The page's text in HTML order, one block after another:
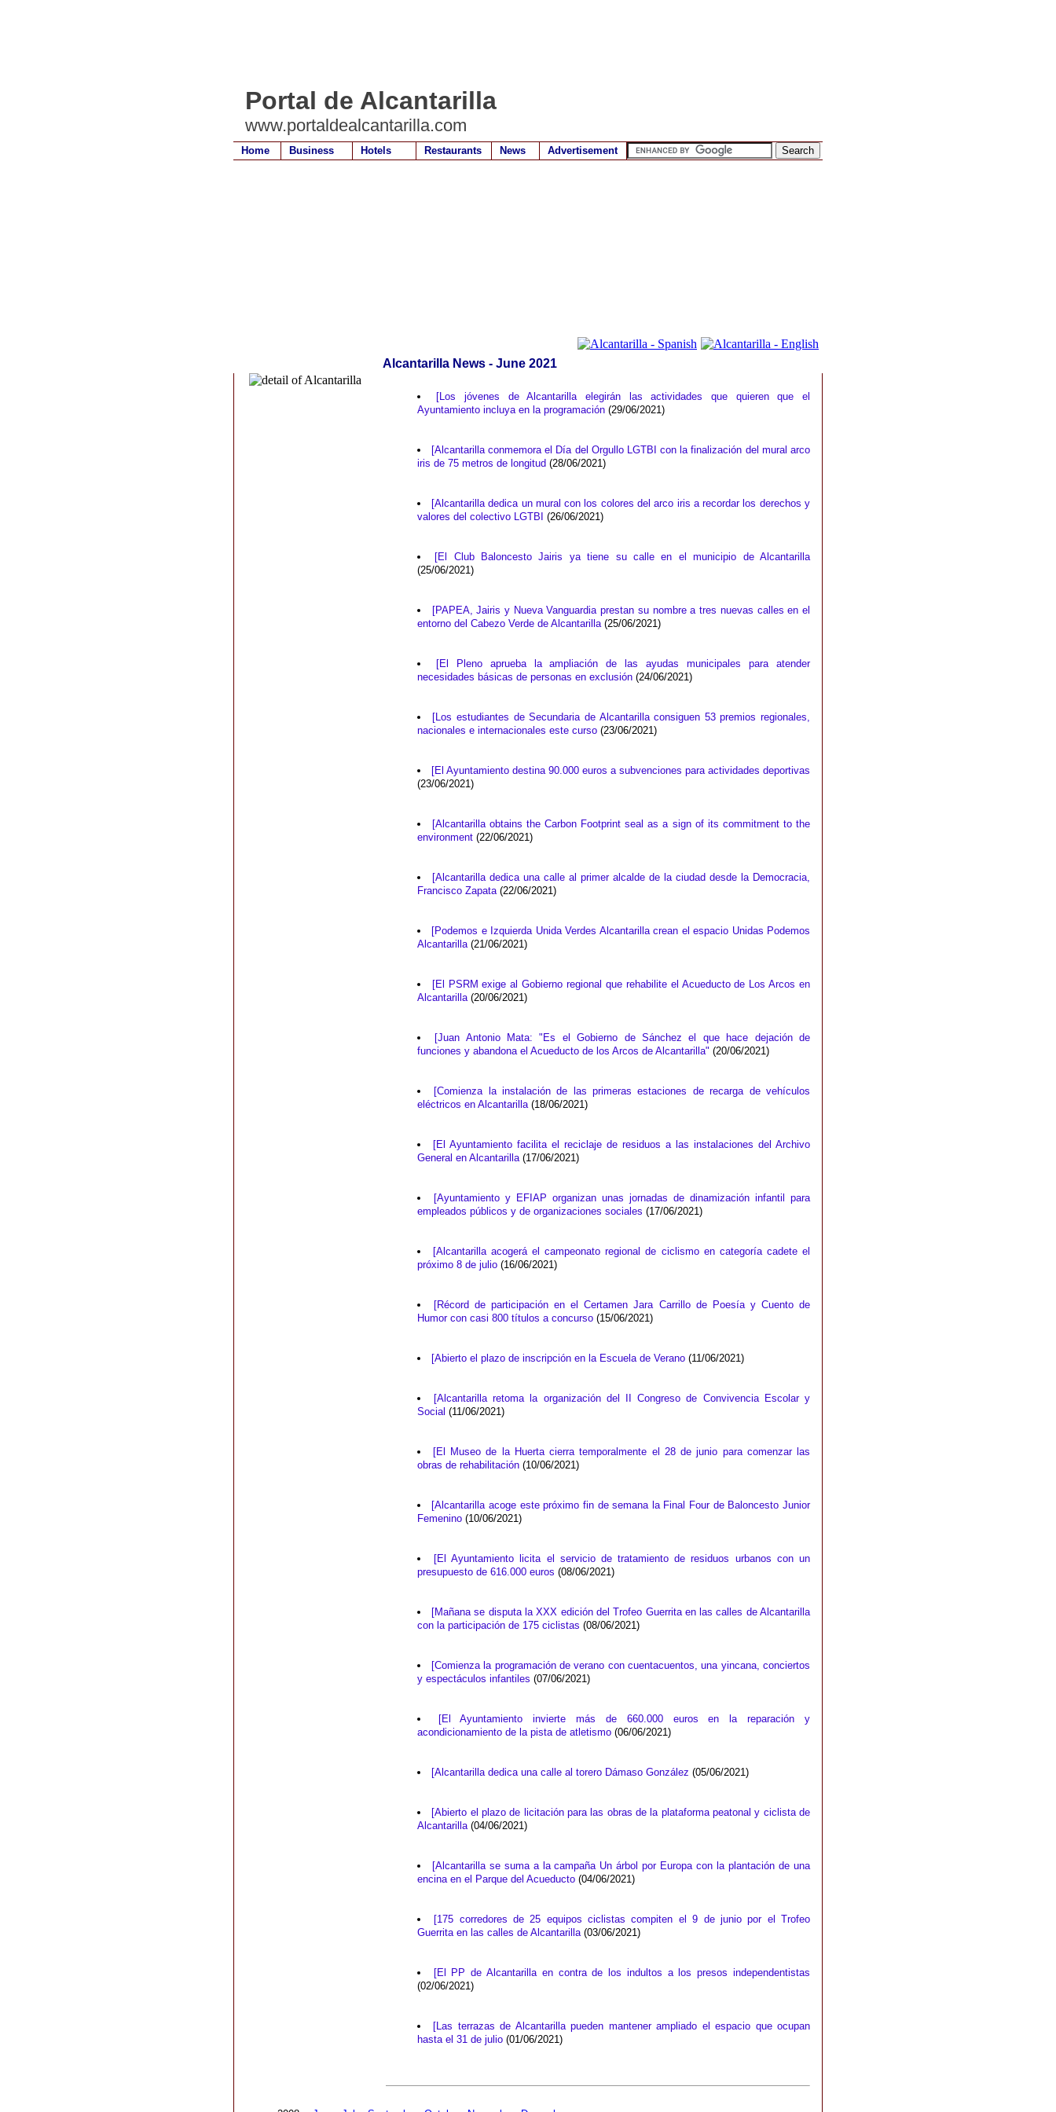
Portal de Alcantarilla
www.portaldealcantarilla.com
Home Business Hotels Restaurants News Advertisement
Alcantarilla News - June 2021
[Los jóvenes de Alcantarilla elegirán las actividades que quieren que el
Ayuntamiento incluya en la programación (29/06/2021)
[Alcantarilla conmemora el Día del Orgullo LGTBI con la finalización del mural arco
iris de 75 metros de longitud (28/06/2021)
[Alcantarilla dedica un mural con los colores del arco iris a recordar los derechos y
valores del colectivo LGTBI (26/06/2021)
[El Club Baloncesto Jairis ya tiene su calle en el municipio de Alcantarilla
(25/06/2021)
[PAPEA, Jairis y Nueva Vanguardia prestan su nombre a tres nuevas calles en el
entorno del Cabezo Verde de Alcantarilla(25/06/2021)
[El Pleno aprueba la ampliación de las ayudas municipales para atender
necesidades básicas de personas en exclusión (24/06/2021)
[Los estudiantes de Secundaria de Alcantarilla consiguen 53 premios regionales,
nacionales e internacionales este curso (23/06/2021)
[El Ayuntamiento destina 90.000 euros a subvenciones para actividades deportivas
(23/06/2021)
[Alcantarilla obtains the Carbon Footprint seal as a sign of its commitment to the
environment (22/06/2021)
[Alcantarilla dedica una calle al primer alcalde de la ciudad desde la Democracia,
Francisco Zapata(22/06/2021)
[Podemos e Izquierda Unida Verdes Alcantarilla crean el espacio Unidas Podemos
Alcantarilla(21/06/2021)
[El PSRM exige al Gobierno regional que rehabilite el Acueducto de Los Arcos en
Alcantarilla(20/06/2021)
[Juan Antonio Mata: "Es el Gobierno de Sánchez el que hace dejación de
funciones y abandona el Acueducto de los Arcos de Alcantarilla" (20/06/2021)
[Comienza la instalación de las primeras estaciones de recarga de vehículos
eléctricos en Alcantarilla(18/06/2021)
[El Ayuntamiento facilita el reciclaje de residuos a las instalaciones del Archivo
General en Alcantarilla(17/06/2021)
[Ayuntamiento y EFIAP organizan unas jornadas de dinamización infantil para
empleados públicos y de organizaciones sociales (17/06/2021)
[Alcantarilla acogerá el campeonato regional de ciclismo en categoría cadete el
próximo 8 de julio (16/06/2021)
[Récord de participación en el Certamen Jara Carrillo de Poesía y Cuento de
Humor con casi 800 títulos a concurso (15/06/2021)
[Abierto el plazo de inscripción en la Escuela de Verano(11/06/2021)
[Alcantarilla retoma la organización del II Congreso de Convivencia Escolar y
Social (11/06/2021)
[El Museo de la Huerta cierra temporalmente el 28 de junio para comenzar las
obras de rehabilitación (10/06/2021)
[Alcantarilla acoge este próximo fin de semana la Final Four de Baloncesto Junior
Femenino (10/06/2021)
[El Ayuntamiento licita el servicio de tratamiento de residuos urbanos con un
presupuesto de 616.000 euros (08/06/2021)
[Mañana se disputa la XXX edición del Trofeo Guerrita en las calles de Alcantarilla
con la participación de 175 ciclistas (08/06/2021)
[Comienza la programación de verano con cuentacuentos, una yincana, conciertos
y espectáculos infantiles (07/06/2021)
[El Ayuntamiento invierte más de 660.000 euros en la reparación y
acondicionamiento de la pista de atletismo (06/06/2021)
[Alcantarilla dedica una calle al torero Dámaso González (05/06/2021)
[Abierto el plazo de licitación para las obras de la plataforma peatonal y ciclista de
Alcantarilla(04/06/2021)
[Alcantarilla se suma a la campaña Un árbol por Europa con la plantación de una
encina en el Parque del Acueducto (04/06/2021)
[175 corredores de 25 equipos ciclistas compiten el 9 de junio por el Trofeo
Guerrita en las calles de Alcantarilla(03/06/2021)
[El PP de Alcantarilla en contra de los indultos a los presos independentistas
(02/06/2021)
[Las terrazas de Alcantarilla pueden mantener ampliado el espacio que ocupan
hasta el 31 de julio (01/06/2021)